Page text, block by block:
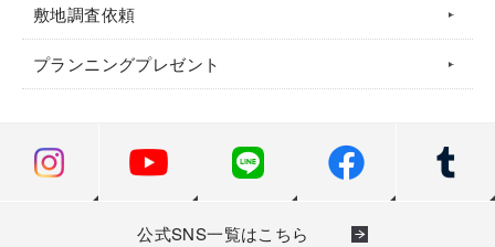
敷地調査依頼
プランニングプレゼント
公式SNS一覧はこちら